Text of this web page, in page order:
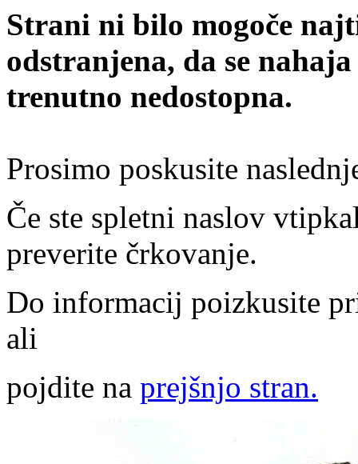
Strani ni bilo mogoče
odstranjena, da se
trenutno nedostopna.
Prosimo poskusite
Če ste spletni naslov
preverite črkovanje.
Do informacij poizkusite
ali
pojdite na prejšnjo stran.